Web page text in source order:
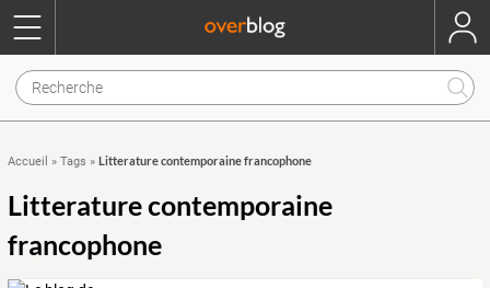
Accueil » Tags » Litterature contemporaine francophone
Litterature contemporaine
francophone